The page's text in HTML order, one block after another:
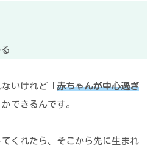
いけれど「 赤ちゃんが中心過ぎ
ができるんです。
くれたら、そこから先に生まれ